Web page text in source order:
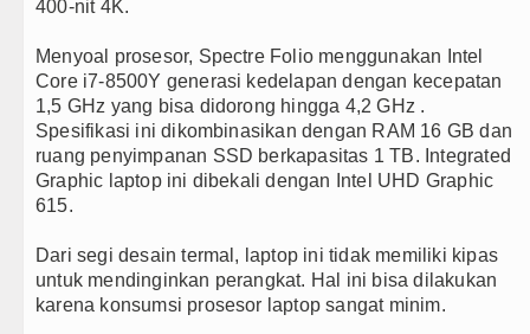
400-nit 4K.
Menyoal prosesor, Spectre Folio menggunakan Intel
Core i7-8500Y generasi kedelapan dengan kecepatan
1,5 GHz yang bisa didorong hingga 4,2 GHz .
Spesifikasi ini dikombinasikan dengan RAM 16 GB dan
ruang penyimpanan SSD berkapasitas 1 TB. Integrated
Graphic laptop ini dibekali dengan Intel UHD Graphic
615.
Dari segi desain termal, laptop ini tidak memiliki kipas
untuk mendinginkan perangkat. Hal ini bisa dilakukan
karena konsumsi prosesor laptop sangat minim.